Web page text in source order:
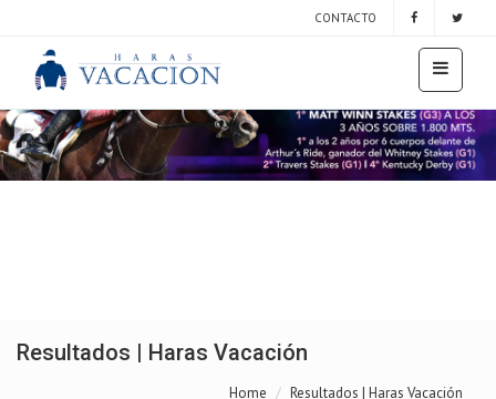
CONTACTO
Resultados | Haras Vacación
Home Resultados | Haras Vacación